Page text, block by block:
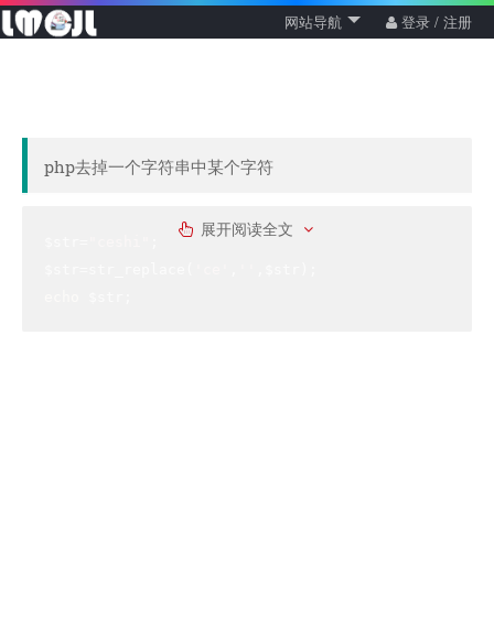
网站导航 登录 / 注册
php去掉一个字符串中某个字符
展开阅读全文